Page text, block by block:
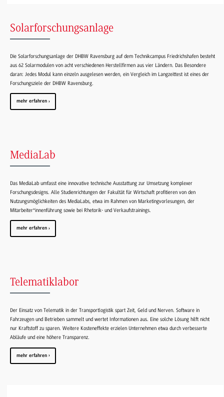
Solarforschungsanlage
Die Solarforschungsanlage der DHBW Ravensburg auf dem Technikcampus Friedrichshafen besteht
aus 62 Solarmodulen von acht verschiedenen Herstellfirmen aus vier Ländern. Das Besondere
daran: Jedes Modul kann einzeln ausgelesen werden, ein Vergleich im Langzeittest ist eines der
Forschungsziele der DHBW Ravensburg.
mehr erfahren
MediaLab
Das MediaLab umfasst eine innovative technische Ausstattung zur Umsetzung komplexer
Forschungsdesigns. Alle Studienrichtungen der Fakultät für Wirtschaft profitieren von den
Nutzungsmöglichkeiten des MediaLabs, etwa im Rahmen von Marketingvorlesungen, der
Mitarbeiter*innenführung sowie bei Rhetorik- und Verkaufstrainings.
mehr erfahren
Telematiklabor
Der Einsatz von Telematik in der Transportlogistik spart Zeit, Geld und Nerven. Software in
Fahrzeugen und Betrieben sammelt und wertet Informationen aus. Eine solche Lösung hilft nicht
nur Kraftstoff zu sparen. Weitere Kosteneffekte erzielen Unternehmen etwa durch verbesserte
Abläufe und eine höhere Transparenz.
mehr erfahren